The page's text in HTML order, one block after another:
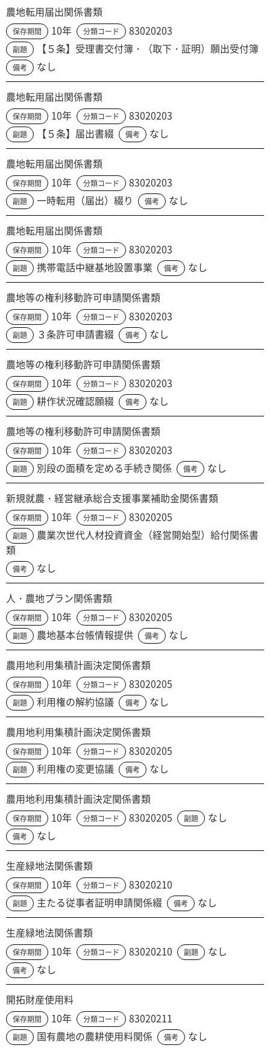
農地転用届出関係書類
保存期間 10年 分類コード 83020203
副題 【５条】受理書交付簿・（取下・証明）願出受付簿
備考 なし
農地転用届出関係書類
保存期間 10年 分類コード 83020203
副題 【５条】届出書綴 備考 なし
農地転用届出関係書類
保存期間 10年 分類コード 83020203
副題 一時転用（届出）綴り 備考 なし
農地転用届出関係書類
保存期間 10年 分類コード 83020203
副題 携帯電話中継基地設置事業 備考 なし
農地等の権利移動許可申請関係書類
保存期間 10年 分類コード 83020203
副題 ３条許可申請書綴 備考 なし
農地等の権利移動許可申請関係書類
保存期間 10年 分類コード 83020203
副題 耕作状況確認願綴 備考 なし
農地等の権利移動許可申請関係書類
保存期間 10年 分類コード 83020203
副題 別段の面積を定める手続き関係 備考 なし
新規就農・経営継承総合支援事業補助金関係書類
保存期間 10年 分類コード 83020205
副題
農業次世代人材投資資金（経営開始型）給付関係書
類
備考 なし
人・農地プラン関係書類
保存期間 10年 分類コード 83020205
副題 農地基本台帳情報提供 備考 なし
農用地利用集積計画決定関係書類
保存期間 10年 分類コード 83020205
副題 利用権の解約協議 備考 なし
農用地利用集積計画決定関係書類
保存期間 10年 分類コード 83020205
副題 利用権の変更協議 備考 なし
農用地利用集積計画決定関係書類
保存期間 10年 分類コード 83020205 副題 なし
備考 なし
生産緑地法関係書類
保存期間 10年 分類コード 83020210
副題 主たる従事者証明申請関係綴 備考 なし
生産緑地法関係書類
保存期間 10年 分類コード 83020210 副題 なし
備考 なし
開拓財産使用料
保存期間 10年 分類コード 83020211
副題 国有農地の農耕使用料関係 備考 なし